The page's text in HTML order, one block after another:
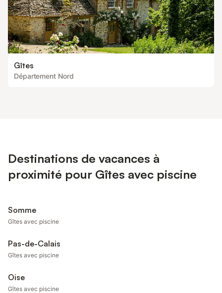
Gîtes
Département Nord
Destinations de vacances à
proximité pour Gîtes avec piscine
Somme
Gîtes avec piscine
Pas-de-Calais
Gîtes avec piscine
Oise
Gîtes avec piscine